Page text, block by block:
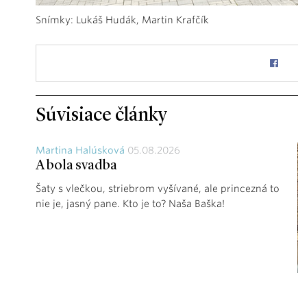
Snímky: Lukáš Hudák, Martin Krafčík
Súvisiace články
Martina Halúsková 05.08.2026
A bola svadba
Šaty s vlečkou, striebrom vyšívané, ale princezná to
nie je, jasný pane. Kto je to? Naša Baška!